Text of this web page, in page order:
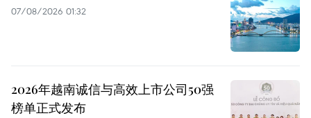
07/08/2026 01:32
2026年越南诚信与高效上市公司50强
榜单正式发布